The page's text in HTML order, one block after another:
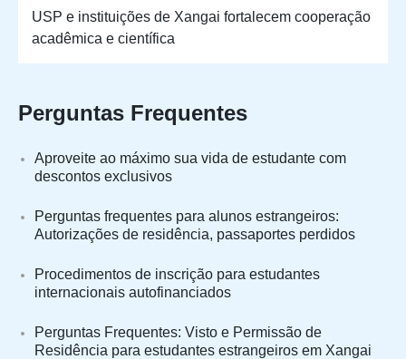
USP e instituições de Xangai fortalecem cooperação
acadêmica e científica
Perguntas Frequentes
Aproveite ao máximo sua vida de estudante com
descontos exclusivos
Perguntas frequentes para alunos estrangeiros:
Autorizações de residência, passaportes perdidos
Procedimentos de inscrição para estudantes
internacionais autofinanciados
Perguntas Frequentes: Visto e Permissão de
Residência para estudantes estrangeiros em Xangai